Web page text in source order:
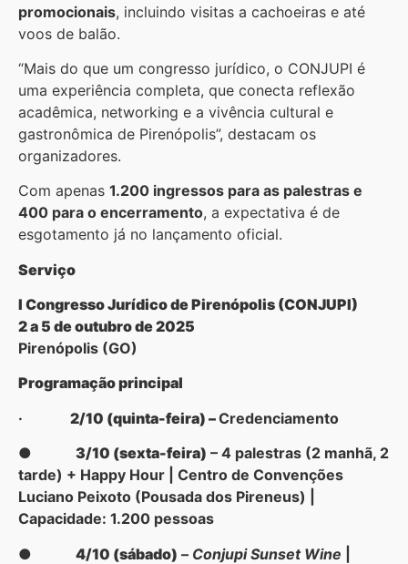
promocionais, incluindo visitas a cachoeiras e até
voos de balão.
“Mais do que um congresso jurídico, o CONJUPI é
uma experiência completa, que conecta reflexão
acadêmica, networking e a vivência cultural e
gastronômica de Pirenópolis”, destacam os
organizadores.
Com apenas 1.200 ingressos para as palestras e
400 para o encerramento, a expectativa é de
esgotamento já no lançamento oficial.
Serviço
I Congresso Jurídico de Pirenópolis (CONJUPI)
2 a 5 de outubro de 2025
Pirenópolis (GO)
Programação principal
· 2/10 (quinta-feira) –Credenciamento
● 3/10 (sexta-feira) – 4 palestras (2 manhã, 2
tarde) + Happy Hour | Centro de Convenções
Luciano Peixoto (Pousada dos Pireneus) |
Capacidade: 1.200 pessoas
● 4/10 (sábado) – Conjupi Sunset Wine